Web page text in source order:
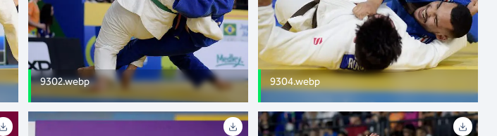
9302.webp 9304.webp